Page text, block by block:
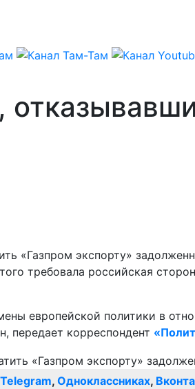
«Газпром экспорту»
требовала российская
европейской политики в
передает корреспондент
Telegram, Одноклассниках,